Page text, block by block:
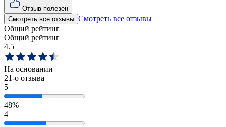
Отзыв полезен
Смотреть все отзывы Смотреть все отзывы
Общий рейтинг
Общий рейтинг
4.5
На основании
21-о отзыва
5
48%
4